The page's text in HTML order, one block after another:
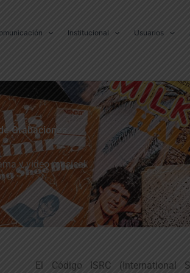
Institucional Usuarios
Grabaciones
y video musical.
El Código ISRC (International